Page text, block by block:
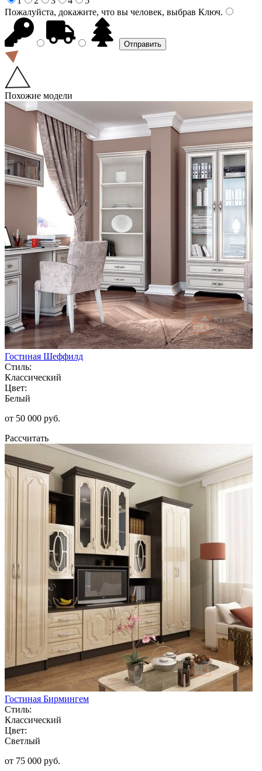
Пожалуйста, докажите, что вы человек, выбрав Ключ.
Похожие модели
Гостиная Шеффилд
Стиль:
Классический
Цвет:
Белый
от 50 000 руб.
Рассчитать
Гостиная Бирмингем
Стиль:
Классический
Цвет:
Светлый
от 75 000 руб.